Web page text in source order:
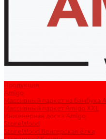
Продукция
Amigo
Массивный паркет из бамбука
Массивный паркет Amigo XXL
Инженерная доска Amigo
StoneWood
StoneWood Венгерская ёлка